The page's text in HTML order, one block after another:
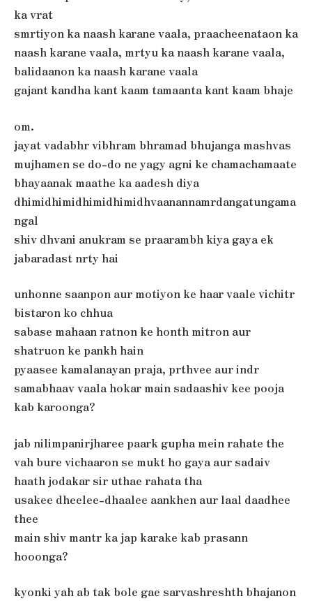
ka vrat
smrtiyon ka naash karane vaala, praacheenataon ka
naash karane vaala, mrtyu ka naash karane vaala,
balidaanon ka naash karane vaala
gajant kandha kant kaam tamaanta kant kaam bhaje
om.
jayat vadabhr vibhram bhramad bhujanga mashvas
mujhamen se do-do ne yagy agni ke chamachamaate
bhayaanak maathe ka aadesh diya
dhimidhimidhimidhimidhvaanannamrdangatungama
ngal
shiv dhvani anukram se praarambh kiya gaya ek
jabaradast nrty hai
unhonne saanpon aur motiyon ke haar vaale vichitr
bistaron ko chhua
sabase mahaan ratnon ke honth mitron aur
shatruon ke pankh hain
pyaasee kamalanayan praja, prthvee aur indr
samabhaav vaala hokar main sadaashiv kee pooja
kab karoonga?
jab nilimpanirjharee paark gupha mein rahate the
vah bure vichaaron se mukt ho gaya aur sadaiv
haath jodakar sir uthae rahata tha
usakee dheelee-dhaalee aankhen aur laal daadhee
thee
main shiv mantr ka jap karake kab prasann
hooonga?
kyonki yah ab tak bole gae sarvashreshth bhajanon